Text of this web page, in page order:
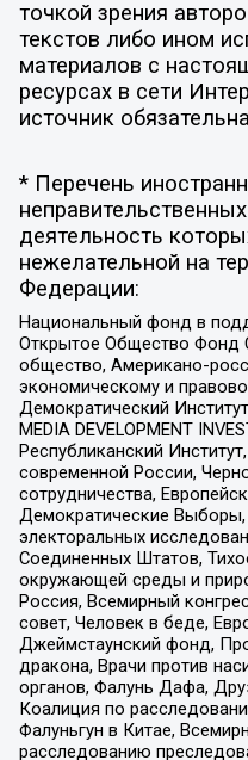
точкой зрения
текстов либо ином
материалов с
ресурсах в сети
источник
* Перечень
деятельность
нежелательной на
Федерации:
Национальный фонд в
Открытое Общество Фонд
общество, Американо-
экономическому и
Демократический
MEDIA DEVELOPMENT
Республиканский
современной России,
сотрудничества,
Демократические
электоральных
Соединенных Штатов,
окружающей среды и
Россия, Всемирный
совет, Человек в беде,
Джеймстаунский фонд,
дракона, Врачи против
органов, Фалунь Дафа,
Коалиция по
Фалуньгун в Китае,
расследованию